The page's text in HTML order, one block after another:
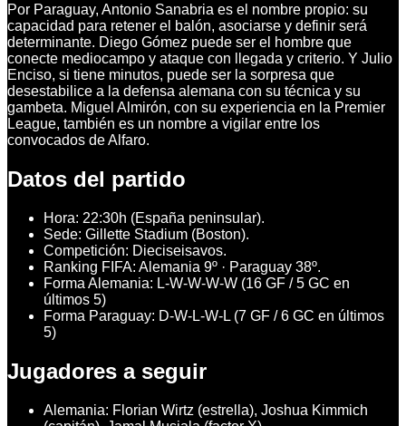
Por Paraguay, Antonio Sanabria es el nombre propio: su
capacidad para retener el balón, asociarse y definir será
determinante. Diego Gómez puede ser el hombre que
conecte mediocampo y ataque con llegada y criterio. Y Julio
Enciso, si tiene minutos, puede ser la sorpresa que
desestabilice a la defensa alemana con su técnica y su
gambeta. Miguel Almirón, con su experiencia en la Premier
League, también es un nombre a vigilar entre los
convocados de Alfaro.
Datos del partido
Hora: 22:30h (España peninsular).
Sede: Gillette Stadium (Boston).
Competición: Dieciseisavos.
Ranking FIFA: Alemania 9º · Paraguay 38º.
Forma Alemania: L-W-W-W-W (16 GF / 5 GC en
últimos 5)
Forma Paraguay: D-W-L-W-L (7 GF / 6 GC en últimos
5)
Jugadores a seguir
Alemania: Florian Wirtz (estrella), Joshua Kimmich